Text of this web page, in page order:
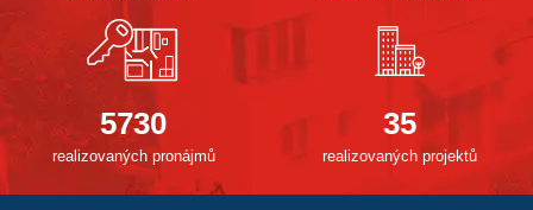
5730
realizovaných pronájmů
35
realizovaných projektů